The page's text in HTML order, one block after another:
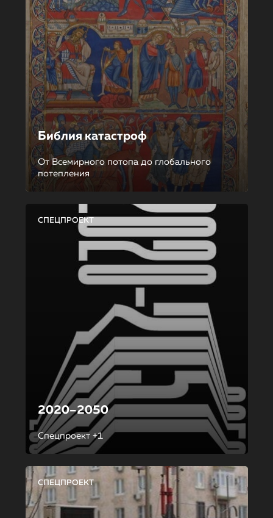
Библия катастроф
От Всемирного потопа до глобального
потепления
СПЕЦПРОЕКТ
2020–2050
Спецпроект +1
СПЕЦПРОЕКТ